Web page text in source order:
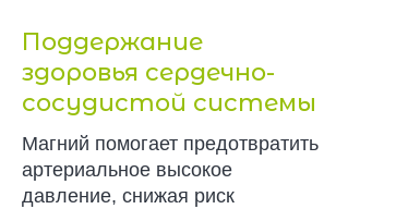
Поддержание
здоровья сердечно-
сосудистой системы
Магний помогает предотвратить
артериальное высокое
давление, снижая риск